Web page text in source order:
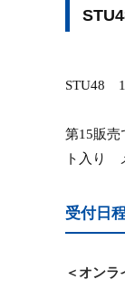
STU48
第15販売
ト入り
受付日
＜オンラ